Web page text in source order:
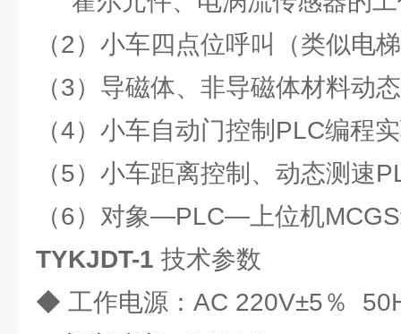
（2）小车四点位呼叫（类似电
（3）导磁体、非导磁体材料动
（4）小车自动门控制PLC编程
（5）小车距离控制、动态测速
（6）对象—PLC—上位机
TYKJDT-1 技术参数
◆ 工作电源：AC 220V±5％